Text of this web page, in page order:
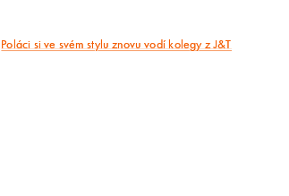
Předcházející
Poláci si ve svém stylu znovu vodí kolegy z J&T